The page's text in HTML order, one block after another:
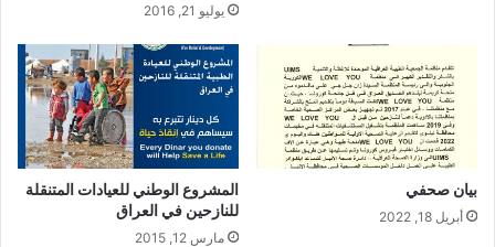
يوليو 21, 2016
بيان صحفي
أبريل 18, 2022
المشروع الوطني للعيادات المتنقلة
للنازحين في العراق
مارس 12, 2015